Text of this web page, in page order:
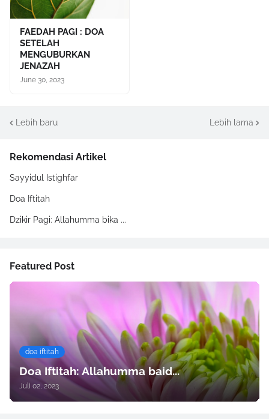
FAEDAH PAGI : DOA
SETELAH
MENGUBURKAN
JENAZAH
June 30, 2023
Lebih baru Lebih lama
Rekomendasi Artikel
Sayyidul Istighfar
Doa Iftitah
Dzikir Pagi: Allahumma bika ...
Featured Post
doa iftitah
Doa Iftitah: Allahumma baid...
Juli 02, 2023